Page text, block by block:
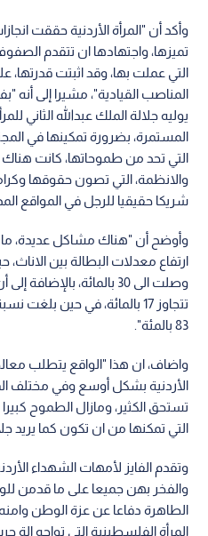
وأكد أن "المرأة الأردنية حققت
تميزها، واجتهادها ان تتقدم
التي عملت بها، وقد اثبتت قدرتها،
المناصب القيادية"، مشيرا إلى أنه
يوليه جلالة الملك عبدالله الثاني
المستمرة، بضرورة تمكينها في
التي تحد من طموحاتها، كانت
والانظمة، التي تصون حقوقها
شريكا حقيقيا للرجل في المواقع
وأوضح أن "هناك مشاكل عديدة، ما
ارتفاع معدلات البطالة بين الاناث،
وصلت الى 30 بالمائة،
تتجاوز 17 بالمائة، في حين
83 بالمئة".
واضاف، ان هذا "الواقع يتطلب
الأردنية بشكل أوسع وفي مختلف
تستحق الكثير، ومازال الطموح كبيرا
التي تمكنها من ان تكون كما يريد
وتقدم الفايز لأمهات الشهداء
والفخر بهن جميعا على ما قدمن
الطاهرة دفاعا عن عزة الوطن
المرأة الفلسطينية التي تواجه الة